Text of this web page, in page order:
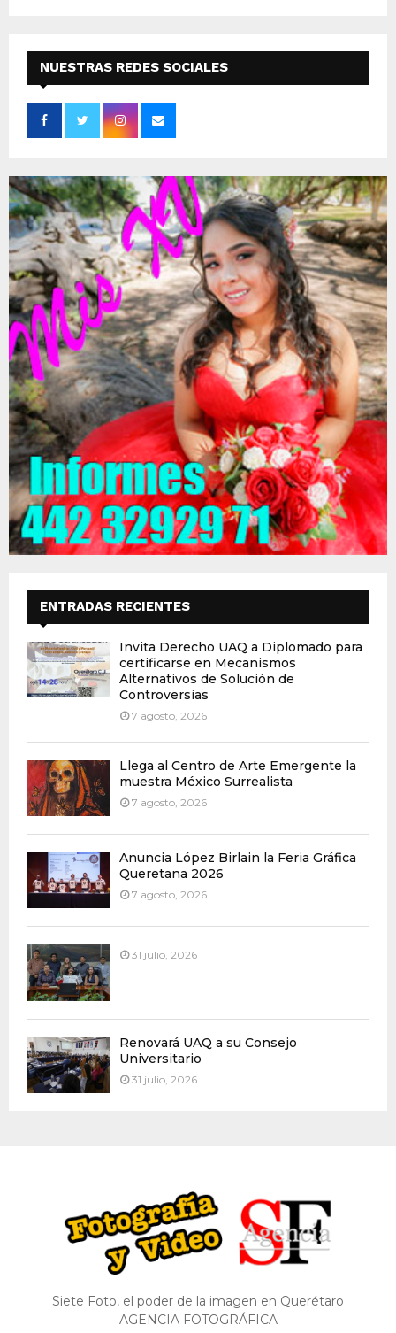
NUESTRAS REDES SOCIALES
ENTRADAS RECIENTES
Invita Derecho UAQ a Diplomado para
certificarse en Mecanismos
Alternativos de Solución de
Controversias
7 agosto, 2026
Llega al Centro de Arte Emergente la
muestra México Surrealista
7 agosto, 2026
Anuncia López Birlain la Feria Gráfica
Queretana 2026
7 agosto, 2026
31 julio, 2026
Renovará UAQ a su Consejo
Universitario
31 julio, 2026
Siete Foto, el poder de la imagen en Querétaro
AGENCIA FOTOGRÁFICA